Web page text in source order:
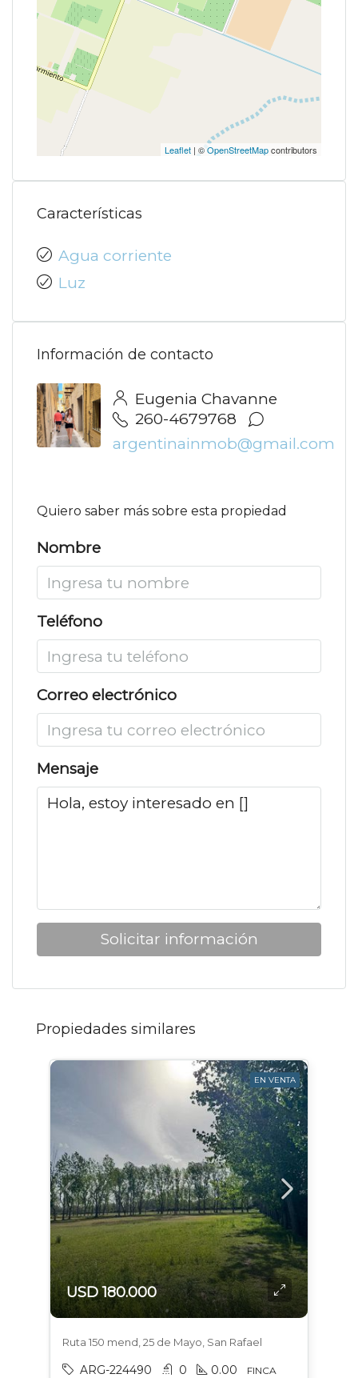
Leaflet | ©OpenStreetMapcontributors
Características
Agua corriente
Luz
Información de contacto
Eugenia Chavanne
260-4679768
argentinainmob@gmail.com
Quiero saber más sobre esta propiedad
Nombre
Teléfono
Correo electrónico
Mensaje
Solicitar información
Propiedades similares
EN VENTA
USD 180.000
Ruta 150 mend, 25 de Mayo, San Rafael
ARG-224490 0 0.00 FINCA